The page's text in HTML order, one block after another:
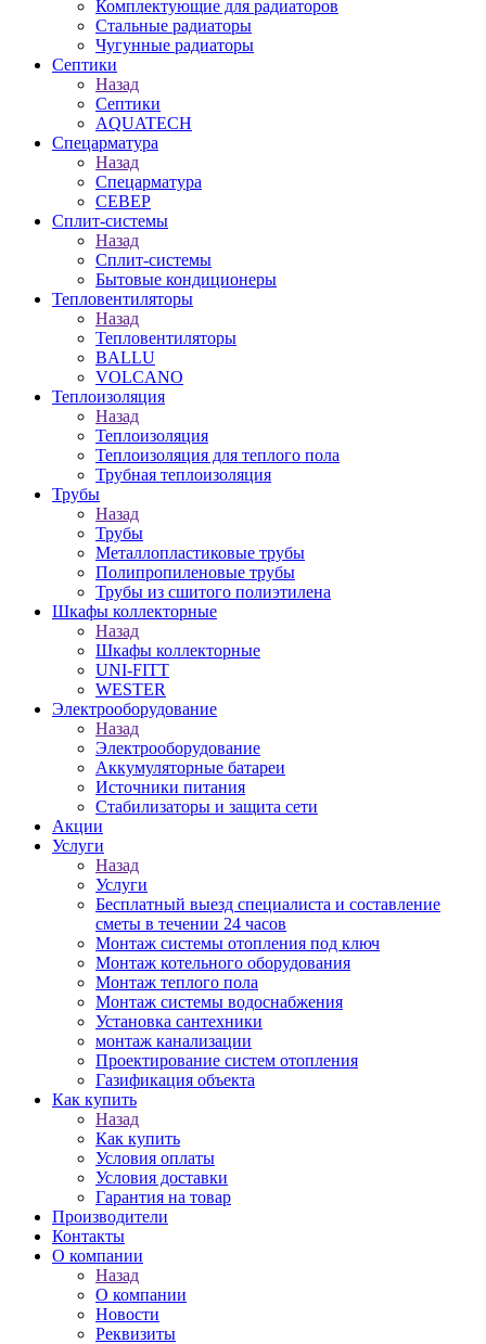
Комплектующие для радиаторов
Стальные радиаторы
Чугунные радиаторы
Септики
Назад
Септики
AQUATECH
Спецарматура
Назад
Спецарматура
СЕВЕР
Сплит-системы
Назад
Сплит-системы
Бытовые кондиционеры
Тепловентиляторы
Назад
Тепловентиляторы
BALLU
VOLCANO
Теплоизоляция
Назад
Теплоизоляция
Теплоизоляция для теплого пола
Трубная теплоизоляция
Трубы
Назад
Трубы
Металлопластиковые трубы
Полипропиленовые трубы
Трубы из сшитого полиэтилена
Шкафы коллекторные
Назад
Шкафы коллекторные
UNI-FITT
WESTER
Электрооборудование
Назад
Электрооборудование
Аккумуляторные батареи
Источники питания
Стабилизаторы и защита сети
Акции
Услуги
Назад
Услуги
Бесплатный выезд специалиста и составление
сметы в течении 24 часов
Монтаж системы отопления под ключ
Монтаж котельного оборудования
Монтаж теплого пола
Монтаж системы водоснабжения
Установка сантехники
монтаж канализации
Проектирование систем отопления
Газификация объекта
Как купить
Назад
Как купить
Условия оплаты
Условия доставки
Гарантия на товар
Производители
Контакты
О компании
Назад
О компании
Новости
Реквизиты